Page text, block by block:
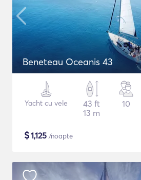
Beneteau Oceanis 43
Yacht cu vele
43 ft
13 m
10
$1,125 /noapte